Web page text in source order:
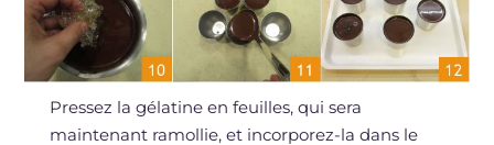
Pressez la gélatine en feuilles, qui sera
maintenant ramollie, et incorporez-la dans le